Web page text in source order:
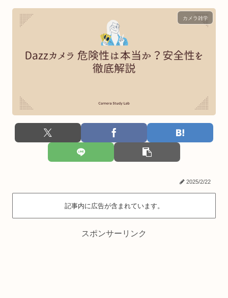
カメラ雑学
2025/2/22
記事内に広告が含まれています。
スポンサーリンク